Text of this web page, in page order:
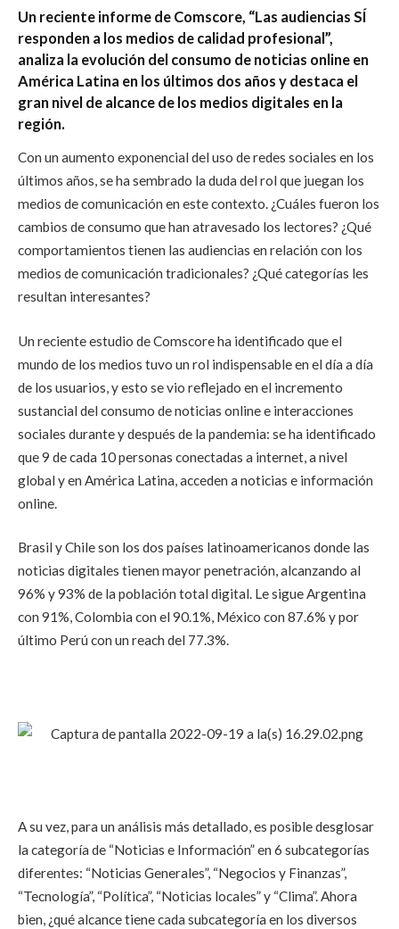
Un reciente informe de Comscore, “Las audiencias SÍ
responden a los medios de calidad profesional”,
analiza la evolución del consumo de noticias online en
América Latina en los últimos dos años y destaca el
gran nivel de alcance de los medios digitales en la
región.
Con un aumento exponencial del uso de redes sociales en los
últimos años, se ha sembrado la duda del rol que juegan los
medios de comunicación en este contexto. ¿Cuáles fueron los
cambios de consumo que han atravesado los lectores? ¿Qué
comportamientos tienen las audiencias en relación con los
medios de comunicación tradicionales? ¿Qué categorías les
resultan interesantes?
Un reciente estudio de Comscore ha identificado que el
mundo de los medios tuvo un rol indispensable en el día a día
de los usuarios, y esto se vio reflejado en el incremento
sustancial del consumo de noticias online e interacciones
sociales durante y después de la pandemia: se ha identificado
que 9 de cada 10 personas conectadas a internet, a nivel
global y en América Latina, acceden a noticias e información
online.
Brasil y Chile son los dos países latinoamericanos donde las
noticias digitales tienen mayor penetración, alcanzando al
96% y 93% de la población total digital. Le sigue Argentina
con 91%, Colombia con el 90.1%, México con 87.6% y por
último Perú con un reach del 77.3%.
A su vez, para un análisis más detallado, es posible desglosar
la categoría de “Noticias e Información” en 6 subcategorías
diferentes: “Noticias Generales”, “Negocios y Finanzas”,
“Tecnología”, “Política”, “Noticias locales” y “Clima”. Ahora
bien, ¿qué alcance tiene cada subcategoría en los diversos